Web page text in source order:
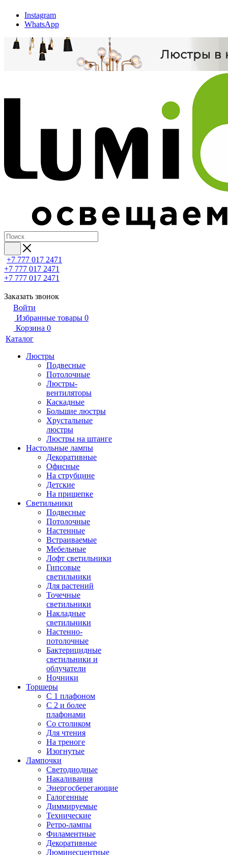
Instagram
WhatsApp
+7 777 017 2471
+7 777 017 2471
+7 777 017 2471
Заказать звонок
Войти
Избранные товары 0
Корзина 0
Каталог
Люстры
Подвесные
Потолочные
Люстры-
вентиляторы
Каскадные
Большие люстры
Хрустальные
люстры
Люстры на штанге
Настольные лампы
Декоративные
Офисные
На струбцине
Детские
На прищепке
Светильники
Подвесные
Потолочные
Настенные
Встраиваемые
Мебельные
Лофт светильники
Гипсовые
светильники
Для растений
Точечные
светильники
Накладные
светильники
Настенно-
потолочные
Бактерицидные
светильники и
облучатели
Ночники
Торшеры
С 1 плафоном
С 2 и более
плафонами
Со столиком
Для чтения
На треноге
Изогнутые
Лампочки
Светодиодные
Накаливания
Энергосберегающие
Галогенные
Диммируемые
Технические
Ретро-лампы
Филаментные
Декоративные
Люминесцентные